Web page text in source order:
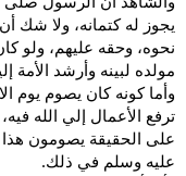
يجوز له كتمانه، ولا شك
نحوه، وحقه عليهم، ولو
مولده لبينه وأرشد الأمة
وأما كونه كان يصوم يوم
ترفع الأعمال إلي الله
على الحقيقة يصومون هذا
عليه وسلم في ذلك.